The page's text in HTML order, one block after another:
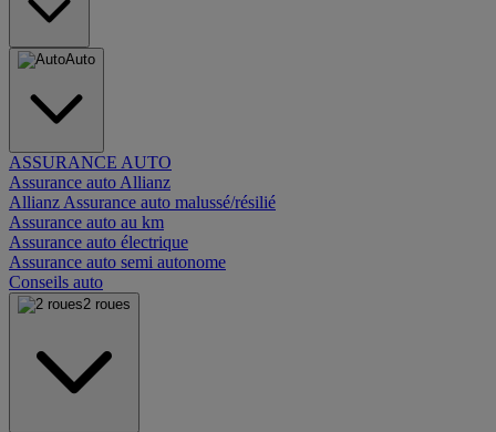
Auto
ASSURANCE AUTO
Assurance auto Allianz
Allianz Assurance auto malussé/résilié
Assurance auto au km
Assurance auto électrique
Assurance auto semi autonome
Conseils auto
2 roues